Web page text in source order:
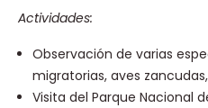
Actividades:
Observación de varias
migratorias, aves
Visita del Parque Nacional